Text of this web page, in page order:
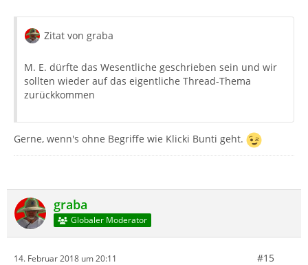
Zitat von graba
M. E. dürfte das Wesentliche geschrieben sein und wir
sollten wieder auf das eigentliche Thread-Thema
zurückkommen
Gerne, wenn's ohne Begriffe wie Klicki Bunti geht.
graba
Globaler Moderator
14. Februar 2018 um 20:11 #15